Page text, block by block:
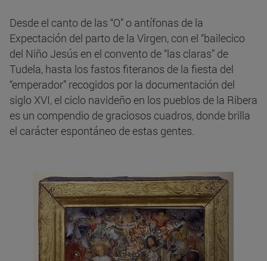
Desde el canto de las “O” o antífonas de la
Expectación del parto de la Virgen, con el “bailecico
del Niño Jesús en el convento de “las claras” de
Tudela, hasta los fastos fiteranos de la fiesta del
“emperador” recogidos por la documentación del
siglo XVI, el ciclo navideño en los pueblos de la Ribera
es un compendio de graciosos cuadros, donde brilla
el carácter espontáneo de estas gentes.